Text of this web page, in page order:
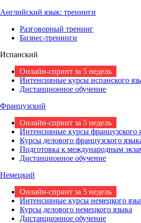
Английский язык: тренинги
Разговорный тренинг
Бизнес-тренинги
Испанский
Онлайн-спринт за 5 недель
Интенсивные курсы испанского
Дистанционное обучение
Французский
Онлайн-спринт за 5 недель
Интенсивные курсы французского
Курсы делового французского
Подготовка к международным
Дистанционное обучение
Немецкий
Онлайн-спринт за 5 недель
Интенсивные курсы немецкого
Курсы делового немецкого языка
Дистанционное обучение